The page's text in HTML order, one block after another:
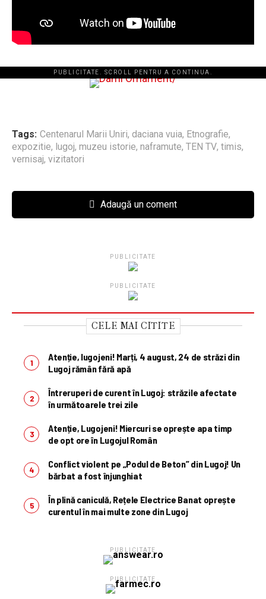
PUBLICITATE. SCROLL PENTRU A CONTINUA.
Tags: Centenarul Marii Uniri, daciana vuia, Etnografie,
expozitie, lugoj, muzeu istorie, naframute, TEN TV, timis,
vernisaj, vizitatori
Adaugă un coment
PUBLICITATE
PUBLICITATE
CELE MAI CITITE
Atenție, lugojeni! Marți, 4 august, 24 de străzi din
Lugoj rămân fără apă
Întreruperi de curent în Lugoj: străzile afectate
în următoarele trei zile
Atenție, Lugojeni! Miercuri se oprește apa timp
de opt ore în Lugojul Român
Conflict violent pe „Podul de Beton” din Lugoj! Un
bărbat a fost înjunghiat
În plină caniculă, Rețele Electrice Banat oprește
curentul în mai multe zone din Lugoj
PUBLICITATE
PUBLICITATE